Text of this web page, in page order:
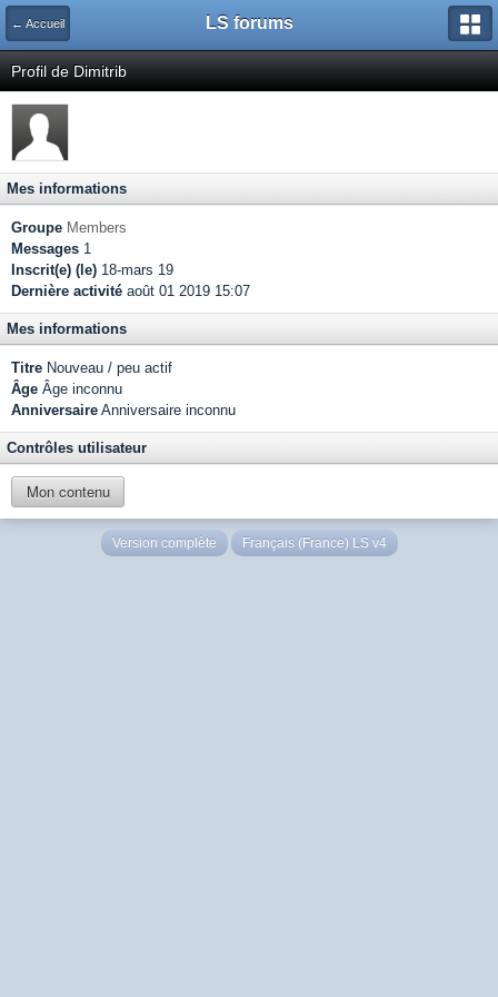
← Accueil LS forums
Profil de Dimitrib
Mes informations
Groupe Members
Messages 1
Inscrit(e) (le) 18-mars 19
Dernière activité août 01 2019 15:07
Mes informations
Titre Nouveau / peu actif
Âge Âge inconnu
Anniversaire Anniversaire inconnu
Contrôles utilisateur
Mon contenu
Version complète Français (France) LS v4